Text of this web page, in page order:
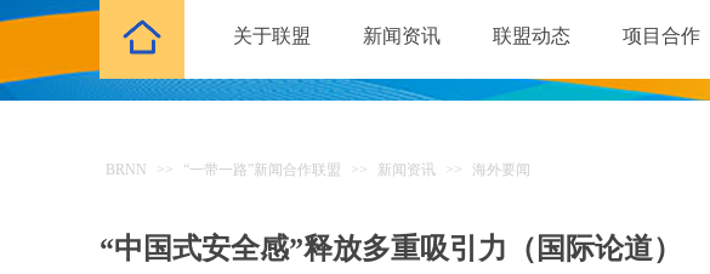
关于联盟 新闻资讯 联盟动态 项目合作
BRNN >> “一带一路”新闻合作联盟 >> 新闻资讯 >> 海外要闻
“中国式安全感”释放多重吸引力（国际论道）